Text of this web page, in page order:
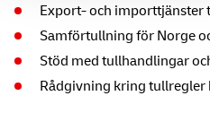
Export- och importtjänster
Samförtullning för Norge
Stöd med tullhandlingar
Rådgivning kring tullregler